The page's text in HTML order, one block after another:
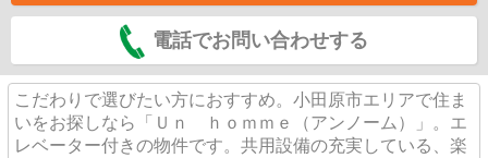
電話でお問い合わせする
こだわりで選びたい方におすすめ。小田原市エリアで住ま
いをお探しなら「Ｕｎ ｈｏｍｍｅ（アンノーム）」。エ
レベーター付きの物件です。共用設備の充実している、楽